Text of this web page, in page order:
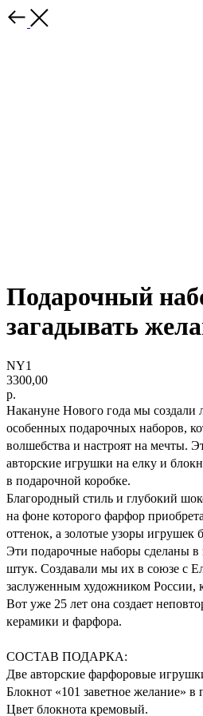
Подарочный
загадывать
NY1
3300,00
р.
Накануне Нового года мы
особенных подарочных наборов,
волшебства и настроят на мечты.
авторские игрушки на елку и
в подарочной коробке.
Благородный стиль и глубокий
на фоне которого фарфор
оттенок, а золотые узоры игрушек
Эти подарочные наборы сделаны в
штук. Создавали мы их в союзе с
заслуженным художником России,
Вот уже 25 лет она создает
керамики и фарфора.
СОСТАВ ПОДАРКА:
Две авторские фарфоровые
Блокнот «101 заветное желание» в
Цвет блокнота кремовый.